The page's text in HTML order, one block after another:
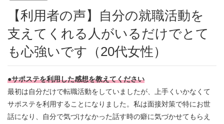
【利用者の声】自分の就職活動を
支えてくれる人がいるだけでとて
も心強いです（20代女性）
●サポステを利用した感想を教えてください
最初は自分だけで転職活動をしていましたが、上手くいかなくて
サポステを利用することになりました。私は面接対策で特にお世
話になり、自分で気づけなかった話す時の癖に気づかせてもらえ